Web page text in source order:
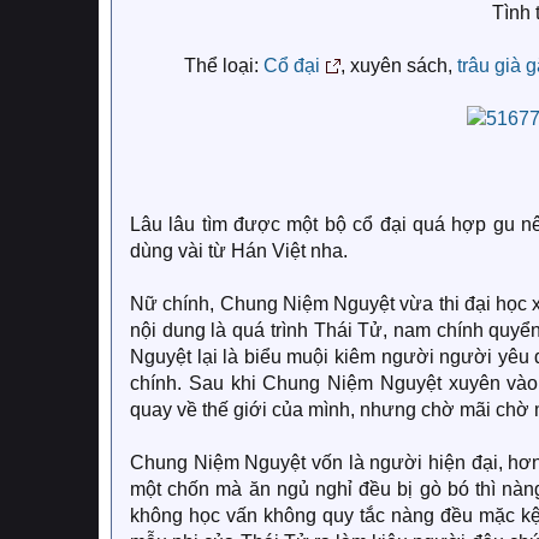
Tình
Thể loại: Cổ đại , xuyên sách, trâu già
Lâu lâu tìm được một bộ cổ đại quá hợp gu
dùng vài từ Hán Việt nha.
Nữ chính, Chung Niệm Nguyệt vừa thi đại học
nội dung là quá trình Thái Tử, nam chính
Nguyệt lại là biểu muội kiêm người người
chính. Sau khi Chung Niệm Nguyệt xuyên
quay về thế giới của mình, nhưng chờ mãi
Chung Niệm Nguyệt vốn là người hiện đại,
một chốn mà ăn ngủ nghỉ đều bị gò bó thì
không học vấn không quy tắc nàng đều mặc